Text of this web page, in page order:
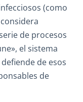
(como
de procesos
el sistema
de esos
de